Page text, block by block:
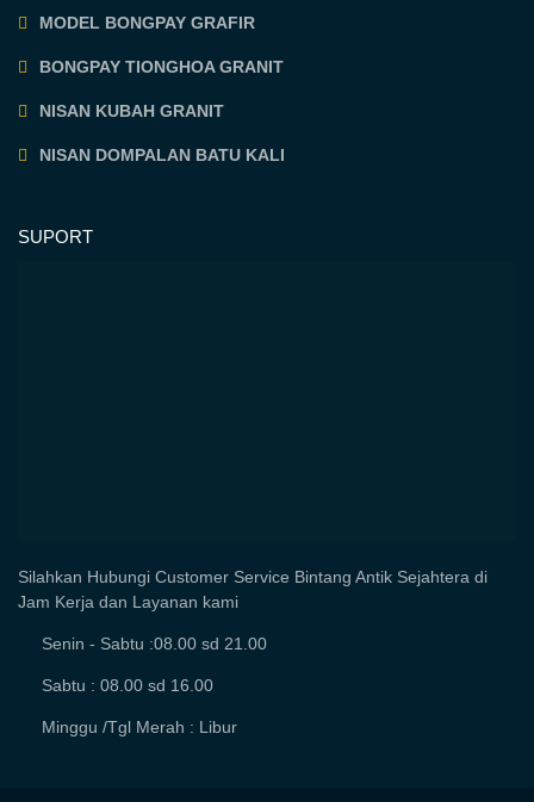
MODEL BONGPAY GRAFIR
BONGPAY TIONGHOA GRANIT
NISAN KUBAH GRANIT
NISAN DOMPALAN BATU KALI
SUPORT
Silahkan Hubungi Customer Service Bintang Antik Sejahtera di
Jam Kerja dan Layanan kami
Senin - Sabtu :08.00 sd 21.00
Sabtu : 08.00 sd 16.00
Minggu /Tgl Merah : Libur